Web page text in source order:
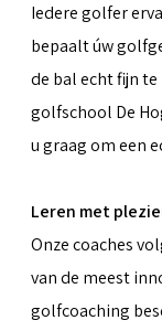
Iedere golfer
bepaalt úw
de bal echt fijn te
golfschool De
u graag om een
Leren met
Onze coaches
van de meest
golfcoaching